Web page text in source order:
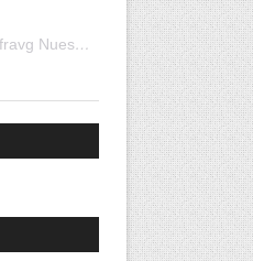
Una publicación compartida de infravg Nuestros Viajes (@infravg)